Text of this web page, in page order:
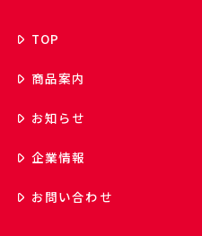
TOP
商品案内
お知らせ
企業情報
お問い合わせ